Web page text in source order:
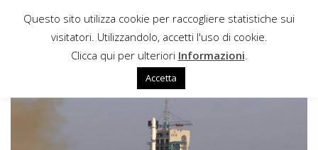
Sotto il contenuto
Questo sito utilizza cookie per raccogliere statistiche sui
visitatori. Utilizzandolo, accetti l'uso di cookie.
Clicca qui per ulteriori Informazioni
Accetta